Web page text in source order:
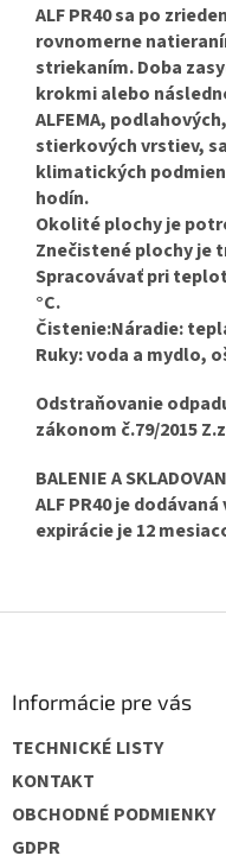
ALF PR40 sa po
rovnomerne
striekaním. Doba
krokmi alebo
ALFEMA,
stierkových vrstiev,
klimatických
hodín.
Okolité plochy je
Znečistené plochy je
Spracovávať pri
°C.
Čistenie:Náradie:
Ruky: voda a mydlo,
Odstraňovanie
zákonom č.79/2015
BALENIE A
ALF PR40 je
expirácie je 12
Informácie pre vás
TECHNICKÉ LISTY
KONTAKT
OBCHODNÉ PODMIENKY
GDPR